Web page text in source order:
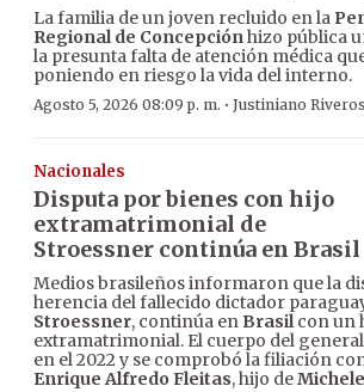
La familia de un joven recluido en la
Regional de Concepciónhizo pública
la presunta falta de atención médica
poniendo en riesgo la vida del interno.
Agosto 5, 2026 08:09 p. m. · Justiniano Riveros
Nacionales
Disputa por bienes con hijo
extramatrimonial de
Stroessner continúa en Brasil
Medios brasileños informaron que la
herencia del fallecido dictador
Stroessner, continúa en Brasilcon un
extramatrimonial. El cuerpo del
en el 2022 y se comprobó la filiación
Enrique Alfredo Fleitas, hijo de